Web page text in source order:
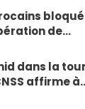
de…
dans la
affirme